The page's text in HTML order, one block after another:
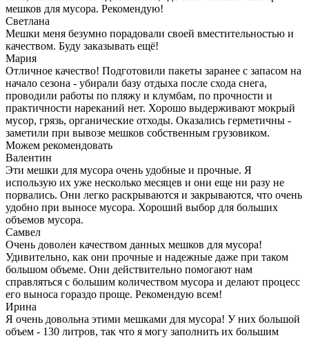
мешков для мусора. Рекомендую!
Светлана
Мешки меня безумно порадовали своей вместительностью и
качеством. Буду заказывать ещё!
Мария
Отличное качество! Подготовили пакеты заранее с запасом на
начало сезона - убирали базу отдыха после схода снега,
проводили работы по пляжу и клумбам, по прочности и
практичности нареканий нет. Хорошо выдерживают мокрый
мусор, грязь, органические отходы. Оказались герметичны -
заметили при вывозе мешков собственным грузовиком.
Можем рекомендовать
Валентин
Эти мешки для мусора очень удобные и прочные. Я
использую их уже несколько месяцев и они еще ни разу не
порвались. Они легко раскрываются и закрываются, что очень
удобно при выносе мусора. Хороший выбор для больших
объемов мусора.
Самвел
Очень доволен качеством данных мешков для мусора!
Удивительно, как они прочные и надежные даже при таком
большом объеме. Они действительно помогают нам
справляться с большим количеством мусора и делают процесс
его выноса гораздо проще. Рекомендую всем!
Ирина
Я очень довольна этими мешками для мусора! У них большой
объем - 130 литров, так что я могу заполнить их большим